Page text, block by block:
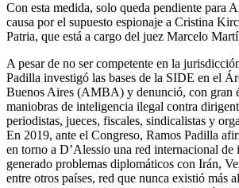
Con esta medida, solo queda pendiente para
causa por el supuesto espionaje a Cristina
Patria, que está a cargo del juez Marcelo
A pesar de no ser competente en la
Padilla investigó las bases de la SIDE en el
Buenos Aires (AMBA) y denunció, con gran
maniobras de inteligencia ilegal contra
periodistas, jueces, fiscales, sindicalistas y
En 2019, ante el Congreso, Ramos Padilla
en torno a D’Alessio una red internacional de
generado problemas diplomáticos con Irán,
entre otros países, red que nunca existió más